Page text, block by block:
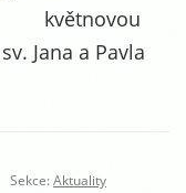
květnovou
Jana a Pavla
Sekce:Aktuality